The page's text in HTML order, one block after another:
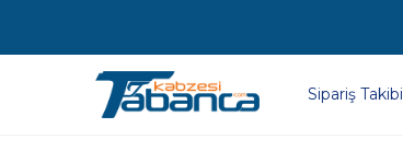
Sipariş Takibi